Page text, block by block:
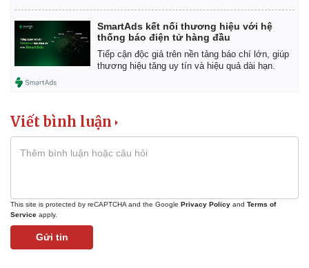
SmartAds kết nối thương hiệu với hệ
thống báo điện tử hàng đầu
Tiếp cận độc giả trên nền tảng báo chí lớn, giúp
thương hiệu tăng uy tín và hiệu quả dài hạn.
Viết bình luận
This site is protected by reCAPTCHA and the Google Privacy Policy and Terms of
Service apply.
Gửi tin